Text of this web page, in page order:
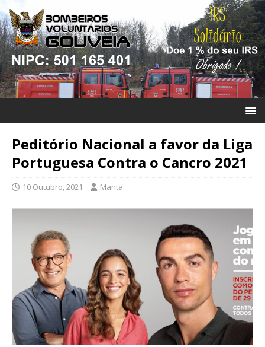
Peditório Nacional a favor da Liga
Portuguesa Contra o Cancro 2021
10 Outubro, 2021 Manta